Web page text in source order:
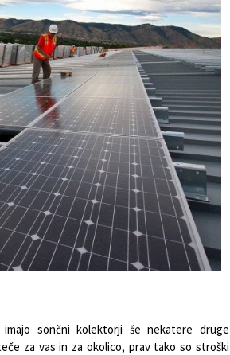
imajo sončni kolektorji še nekatere druge
za vas in za okolico, prav tako so stroški